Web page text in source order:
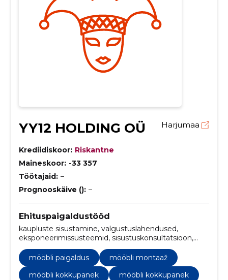
YY12 HOLDING OÜ Harjumaa
Krediidiskoor: Riskantne
Maineskoor: -33 357
Töötajaid: –
Prognooskäive (): –
Ehituspaigaldustööd
kaupluste sisustamine, valgustuslahendused,
eksponeerimissüsteemid, sisustuskonsultatsioon,
kokkupanek, sisustuse kokkupanek, sisustuse
montaaž, Kaubandussisustuse paigaldus
mööbli paigaldus
mööbli montaaž
mööbli kokkupanek
mööbli kokkupanek